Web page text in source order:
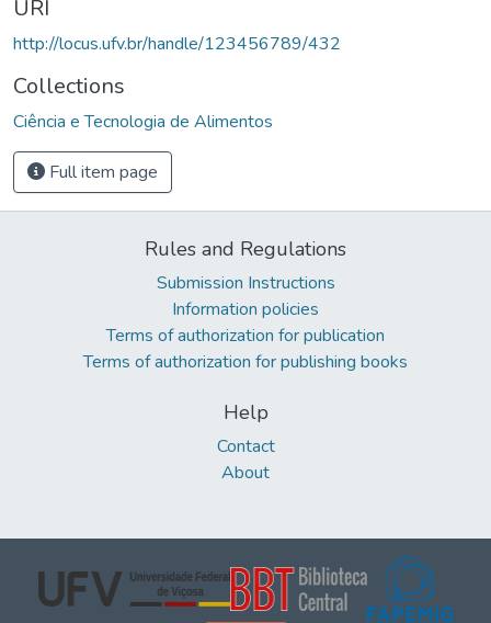
URI
http://locus.ufv.br/handle/123456789/432
Collections
Ciência e Tecnologia de Alimentos
Full item page
Rules and Regulations
Submission Instructions
Information policies
Terms of authorization for publication
Terms of authorization for publishing books
Help
Contact
About